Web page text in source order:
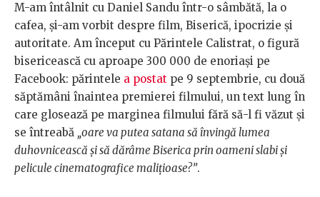
M-am întâlnit cu Daniel Sandu într-o sâmbătă, la o
cafea, și-am vorbit despre film, Biserică, ipocrizie și
autoritate. Am început cu Părintele Calistrat, o figură
bisericească cu aproape 300 000 de enoriași pe
Facebook: părintele a postat pe 9 septembrie, cu două
săptămâni înaintea premierei filmului, un text lung în
care glosează pe marginea filmului fără să-l fi văzut și
se întreabă „oare va putea satana să învingă lumea
duhovnicească și să dărâme Biserica prin oameni slabi și
pelicule cinematografice malițioase?”.